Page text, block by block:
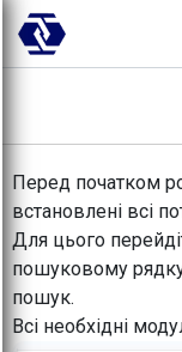
Skip to Content
Перед початком
встановлені всі
Для цього
пошуковому
пошук.
Всі необхідні